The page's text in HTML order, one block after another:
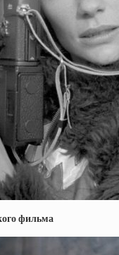
фильма